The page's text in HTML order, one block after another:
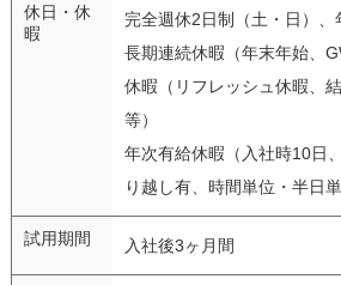
休日・休
暇
完全週休2日制（土・日）
長期連続休暇（年末年始、
休暇（リフレッシュ休暇、
等）
年次有給休暇（入社時10日
り越し有、時間単位・半日
試用期間 入社後3ヶ月間